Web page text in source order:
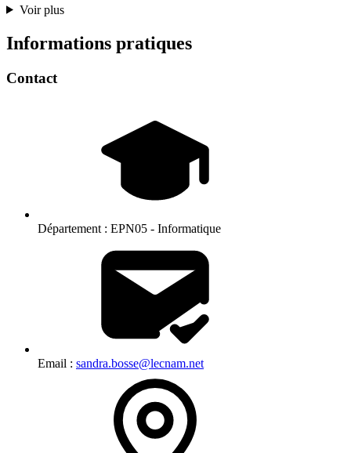
Voir plus
Informations pratiques
Contact
Département : EPN05 - Informatique
Email : sandra.bosse@lecnam.net